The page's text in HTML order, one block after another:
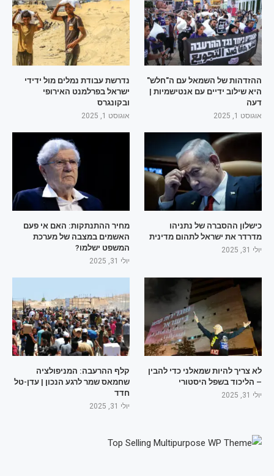
ההזדהות של השמאל עם ה"חלש"
היא שילוב ידיים עם אנטישמיות |
דעה
אוגוסט 1, 2025
נדרשת עבודת נמלים מול ידידי
ישראל בפרלמנט האירופי
ובקונגרס
אוגוסט 1, 2025
כישלון ההסברה של נתניהו
מדרדר את ישראל לתהום מדינית
יולי 31, 2025
מחיר ההתנתקות: האם אי פעם
האשמים במצבה של מערכת
המשפט ישלמו?
יולי 31, 2025
לא צריך להיות שמאלני כדי להבין
– הליכוד בשפל היסטורי
יולי 31, 2025
קלף ההרעבה: המניפולציה
שחמאס שמר לרגע הנכון | עדן-טל
חדד
יולי 31, 2025